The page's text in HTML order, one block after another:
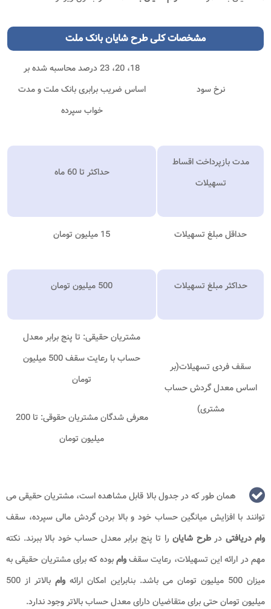
مشخصات کلی طرح شایان بانک ملت
نرخ سود
18، 20، 23 درصد محاسبه شده بر
اساس ضریب برابری بانک ملت و مدت
خواب سپرده
مدت بازپرداخت اقساط
تسهیلات
حداکثر تا 60 ماه
حداقل مبلغ تسهیلات 15 میلیون تومان
حداکثر مبلغ تسهیلات 500 میلیون تومان
سقف فردی تسهیلات(بر
اساس معدل گردش حساب
مشتری)
مشتریان حقیقی: تا پنج برابر معدل
حساب با رعایت سقف 500 میلیون
تومان
معرفی شدگان مشتریان حقوقی: تا 200
میلیون تومان
همان طور که در جدول بالا قابل مشاهده است، مشتریان حقیقی می
توانند با افزایش میانگین حساب خود و بالا بردن گردش مالی سپرده، سقف
وام دریافتی درطرح شایان را تا پنج برابر معدل حساب خود بالا ببرند. نکته
مهم در ارائه این تسهیلات، رعایت سقفوامبوده که برای مشتریان حقیقی به
میزان 500 میلیون تومان می باشد. بنابراین امکان ارائه
وام
بالاتر از 500
میلیون تومان حتی برای متقاضیان دارای معدل حساب بالاتر وجود ندارد.